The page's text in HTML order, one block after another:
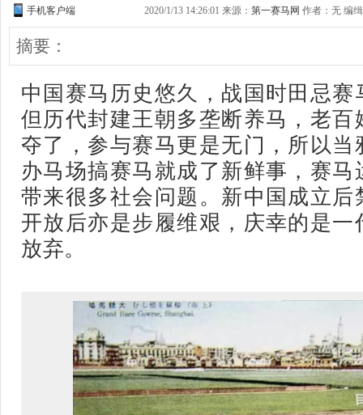
手机客户端 2020/1/13 14:26:01 来源：第一赛马网 作者：无 编
摘要：
中国赛马历史悠久，战国时田忌
但历代封建王朝多垄断养马，老
夺了，参与赛马更是无门，所以
办马场搞赛马就成了新鲜事，赛
带来很多社会问题。 新中国成立后
开放后亦是步履维艰，庆幸的是
放弃。